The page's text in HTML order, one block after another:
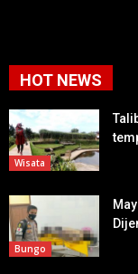
HOT NEWS
Wisata
Bungo